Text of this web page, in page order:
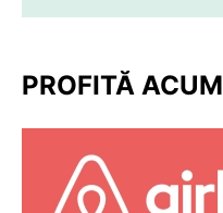
PROFITĂ ACUM